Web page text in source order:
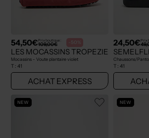
54,50€Prix boutique :
109,00€ -50%
LES MOCASSINS TROPEZIENS
Mocassins - Voute plantaire violet
T : 41
ACHAT EXPRESS
24,50€Prix
Chaussons/
T : 41
NEW NEW